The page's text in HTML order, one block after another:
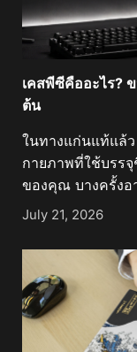
เป็นอย่างดี เพื่อสร้
มากกว่าที่จะวิ่งตา
พีซีระดับพรีเมียม
อุตสาหกรรม ที่ซึ่ง
สุนทรียภาพหลอม
ประวัติศาสตร์ คว
ความเป็นระเบียบ
สถาปัตยกรรมคล
สมัยใหม่ สายตาม
หลักการนี้มาใช้ผ่า
สร้างแกนกลางท
ตัวเคสทั้งหมด ทุก
ส่วนกลางนี้ ทำให้
แม่นยำราวกระจ
เคสพีซีคืออะไร?
ต้น
ในทางแก่นแท้แล้ว
กายภาพที่ใช้บรร
ของคุณ บางครั้งอ
จับและปกป้องชิ้น
อุปกรณ์จัดเก็บข้อ
ช่วยจัดการเรื่องก
การป้องกันฝุ่น แล
ประกอบคอมพิวเตอร์ของคุณด้
เคสพีซีได้รับการ
July 21, 2026